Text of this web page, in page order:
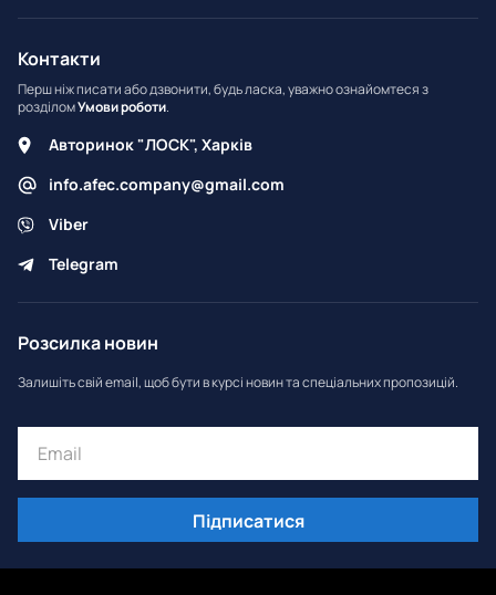
Контакти
Перш ніж писати або дзвонити, будь ласка, уважно ознайомтеся з
розділомУмови роботи.
Авторинок "ЛОСК", Харків
info.afec.company@gmail.com
Viber
Telegram
Розсилка новин
Залишіть свій email, щоб бути в курсі новин та спеціальних пропозицій.
Підписатися